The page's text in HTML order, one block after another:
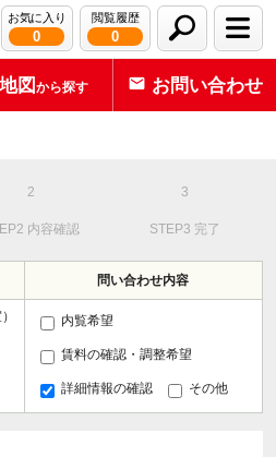
お気に入り
0
閲覧履歴
0
地図から探す お問い合わせ
内容確認 STEP3 完了
問い合わせ内容
内覧希望
賃料の確認・調整希望
詳細情報の確認 その他